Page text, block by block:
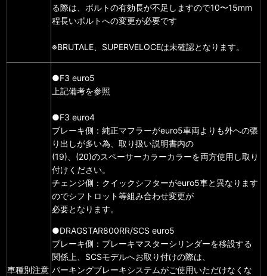
る際は、ボルトの有効長が不足しますので10〜15mm
程長いボルトへの変更が必要です
※BRUTALE、SUPERVELOCEは未確認となります。
車種別注意
●F3 euro5
上記備考を参照
●F3 euro4
ブレーキ側：純正マフラーがeuro5車両よりも外への張
り出しが多い為、取り扱い説明書内の
(19)、(20)のスペーサーカラーカラーを両方使用し取り
付けください。
チェンジ側：クイックシフターがeuro5車と異なります
のでシフトロット等組み合わせ変更が
必要となります。
●DRAGSTAR800RR/SCS euro5
ブレーキ側：ブレーキマスターシリンダーを移設する
関係上、SCSモデルへお取り付けの際は、
パーキングブレーキシステムがご使用いただけなくな